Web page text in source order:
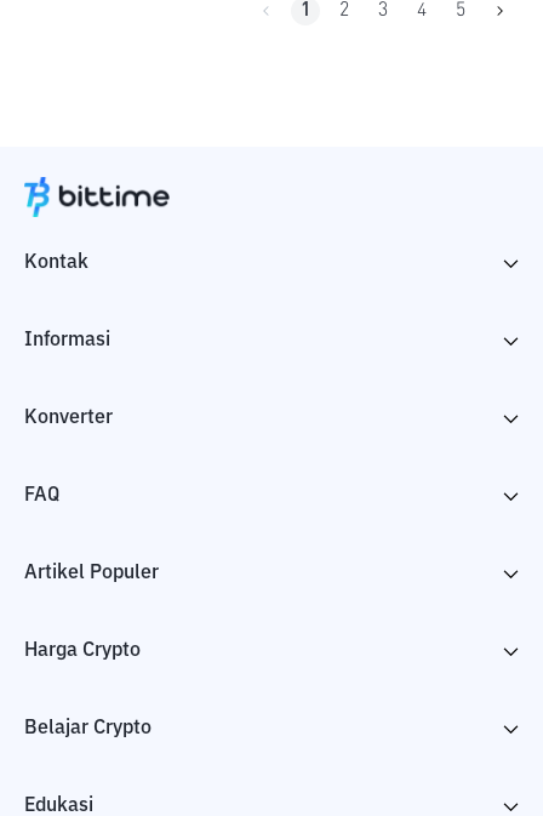
1 2 3 4 5
Kontak
Informasi
Konverter
FAQ
Artikel Populer
Harga Crypto
Belajar Crypto
Edukasi